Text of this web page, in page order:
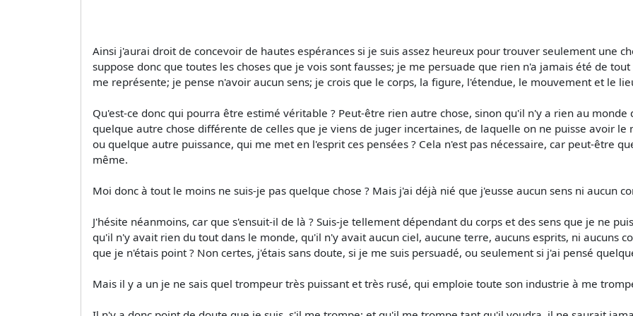
Ainsi j'aurai droit de concevoir de hautes espérances si je suis assez heureux pour trouver seulement une
suppose donc que toutes les choses que je vois sont fausses; je me persuade que rien n'a jamais été de
me représente; je pense n'avoir aucun sens; je crois que le corps, la figure, l'étendue, le mouvement et le
Qu'est-ce donc qui pourra être estimé véritable ? Peut-être rien autre chose, sinon qu'il n'y a rien au
quelque autre chose différente de celles que je viens de juger incertaines, de laquelle on ne puisse avoir
ou quelque autre puissance, qui me met en l'esprit ces pensées ? Cela n'est pas nécessaire, car peut-être
même.
Moi donc à tout le moins ne suis-je pas quelque chose ? Mais j'ai déjà nié que j'eusse aucun sens ni aucun
J'hésite néanmoins, car que s'ensuit-il de là ? Suis-je tellement dépendant du corps et des sens que je ne
qu'il n'y avait rien du tout dans le monde, qu'il n'y avait aucun ciel, aucune terre, aucuns esprits, ni aucuns
que je n'étais point ? Non certes, j'étais sans doute, si je me suis persuadé, ou seulement si j'ai pensé
Mais il y a un je ne sais quel trompeur très puissant et très rusé, qui emploie toute son industrie à me